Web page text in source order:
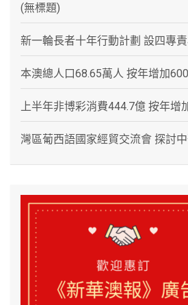
(無標題)
新一輪長者十年行動計劃 設四專
本澳總人口68.65萬人 按年增加
上半年非博彩消費444.7億 按年增
灣區葡西語國家經貿交流會 探討